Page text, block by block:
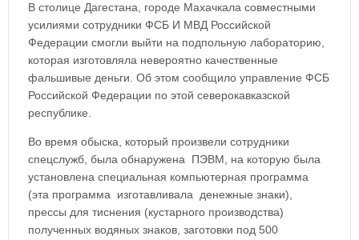
В столице Дагестана, городе Махачкала совместными
усилиями сотрудники ФСБ И МВД Российской
Федерации смогли выйти на подпольную лабораторию,
которая изготовляла невероятно качественные
фальшивые деньги. Об этом сообщило управление ФСБ
Российской Федерации по этой северокавказской
республике.
Во время обыска, который произвели сотрудники
спецслужб, была обнаружена
ПЭВМ, на которую была
установлена специальная компьютерная программа
(эта программа
изготавливала
денежные знаки),
прессы для тиснения (кустарного производства)
полученных водяных знаков, заготовки под 500